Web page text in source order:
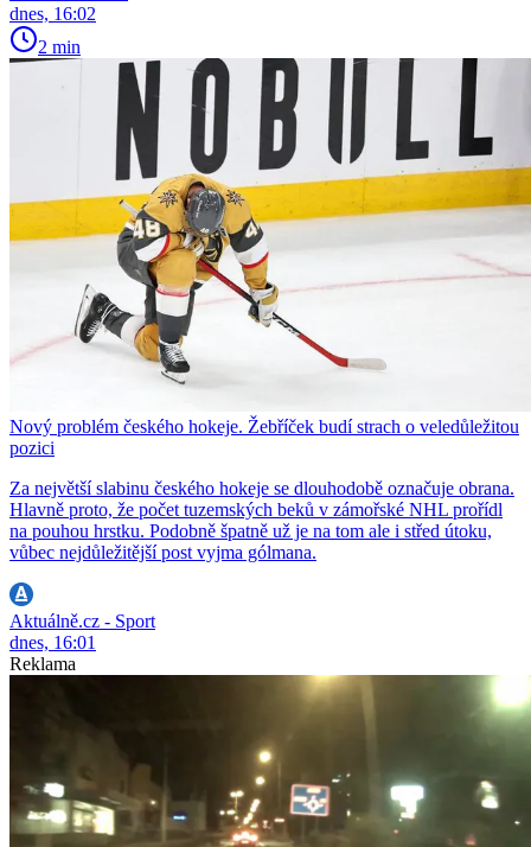
dnes, 16:02
2 min
Nový problém českého hokeje. Žebříček budí strach o veledůležitou
pozici
Za největší slabinu českého hokeje se dlouhodobě označuje obrana.
Hlavně proto, že počet tuzemských beků v zámořské NHL prořídl
na pouhou hrstku. Podobně špatně už je na tom ale i střed útoku,
vůbec nejdůležitější post vyjma gólmana.
Aktuálně.cz - Sport
dnes, 16:01
Reklama